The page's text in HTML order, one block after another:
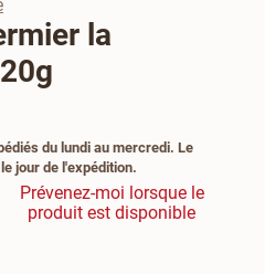
la
du lundi au mercredi. Le
jour de l'expédition.
Prévenez-moi lorsque le
produit est disponible